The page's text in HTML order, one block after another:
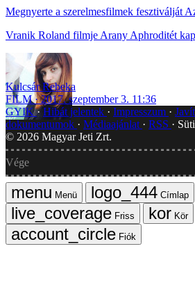
Megnyerte a szerelmesfilmek fesztiválját
Vranik Roland filmje Arany Aphroditét
Kulcsár Rebeka
FILM
2017. szeptember 3. 11:36
GYIK Hibát jelentek Impresszum
dokumentumok
Médiaajánlat RSS
© 2026 Magyar Jeti Zrt.
Vége
Menü
Címlap
Friss
Kör
Fiók